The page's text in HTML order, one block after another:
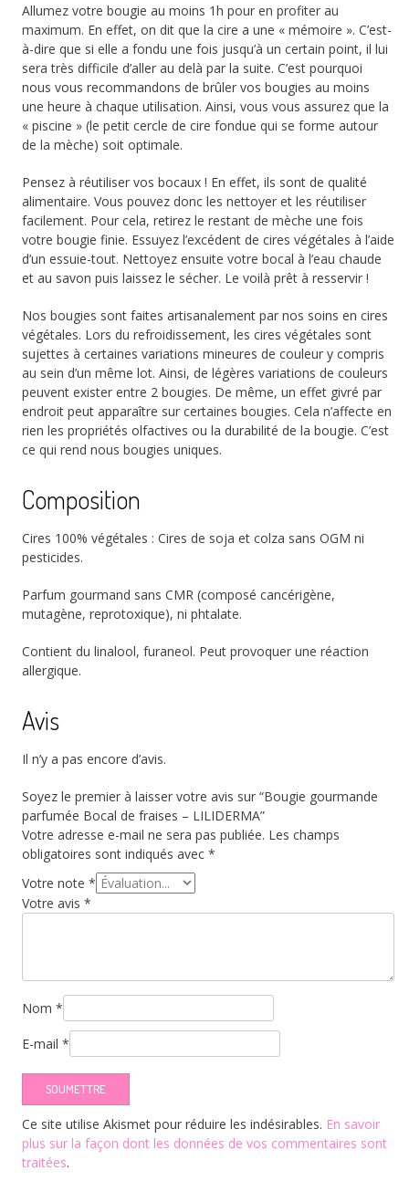
Allumez votre bougie au moins 1h pour en profiter au
maximum. En effet, on dit que la cire a une « mémoire ». C’est-
à-dire que si elle a fondu une fois jusqu’à un certain point, il lui
sera très difficile d’aller au delà par la suite. C’est pourquoi
nous vous recommandons de brûler vos bougies au moins
une heure à chaque utilisation. Ainsi, vous vous assurez que la
« piscine » (le petit cercle de cire fondue qui se forme autour
de la mèche) soit optimale.
Pensez à réutiliser vos bocaux ! En effet, ils sont de qualité
alimentaire. Vous pouvez donc les nettoyer et les réutiliser
facilement. Pour cela, retirez le restant de mèche une fois
votre bougie finie. Essuyez l’excédent de cires végétales à l’aide
d’un essuie-tout. Nettoyez ensuite votre bocal à l’eau chaude
et au savon puis laissez le sécher. Le voilà prêt à resservir !
Nos bougies sont faites artisanalement par nos soins en cires
végétales. Lors du refroidissement, les cires végétales sont
sujettes à certaines variations mineures de couleur y compris
au sein d’un même lot. Ainsi, de légères variations de couleurs
peuvent exister entre 2 bougies. De même, un effet givré par
endroit peut apparaître sur certaines bougies. Cela n’affecte en
rien les propriétés olfactives ou la durabilité de la bougie. C’est
ce qui rend nous bougies uniques.
Composition
Cires 100% végétales : Cires de soja et colza sans OGM ni
pesticides.
Parfum gourmand sans CMR (composé cancérigène,
mutagène, reprotoxique), ni phtalate.
Contient du linalool, furaneol. Peut provoquer une réaction
allergique.
Avis
Il n’y a pas encore d’avis.
Soyez le premier à laisser votre avis sur “Bougie gourmande
parfumée Bocal de fraises – LILIDERMA”
Votre adresse e-mail ne sera pas publiée. Les champs
obligatoires sont indiqués avec*
Votre note*
Votre avis*
Nom*
E-mail*
Ce site utilise Akismet pour réduire les indésirables. En savoir
plus sur la façon dont les données de vos commentaires sont
traitées.